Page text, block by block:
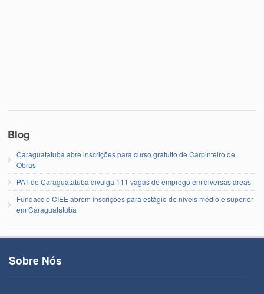
Blog
Caraguatatuba abre inscrições para curso gratuito de Carpinteiro de
Obras
PAT de Caraguatatuba divulga 111 vagas de emprego em diversas áreas
Fundacc e CIEE abrem inscrições para estágio de níveis médio e superior
em Caraguatatuba
Sobre Nós